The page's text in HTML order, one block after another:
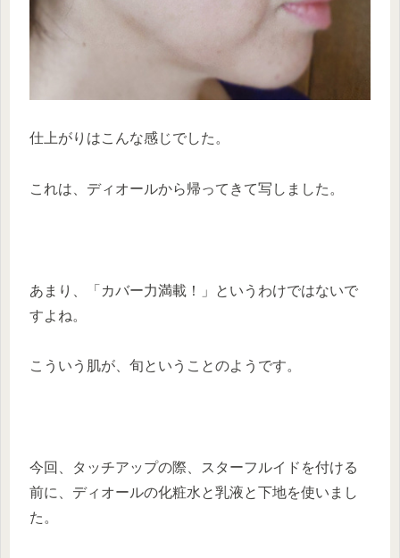
仕上がりはこんな感じでした。
これは、ディオールから帰ってきて写しました。
あまり、「カバー力満載！」というわけではないで
すよね。
こういう肌が、旬ということのようです。
今回、タッチアップの際、スターフルイドを付ける
前に、ディオールの化粧水と乳液と下地を使いまし
た。